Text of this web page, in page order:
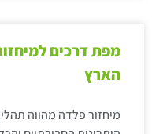
מפת דרכים
הארץ
מיחזור פלדה מהווה